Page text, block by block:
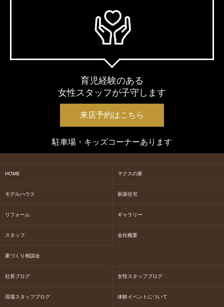
育児経験のある
女性スタッフが子守します
来店予約はこちら
駐車場・キッズコーナーあります
HOME マクスの家
モデルハウス 新築住宅
リフォーム ギャラリー
スタッフ 会社概要
家づくり相談会
社長ブログ 女性スタッフブログ
現場スタッフブログ 体験イベントについて